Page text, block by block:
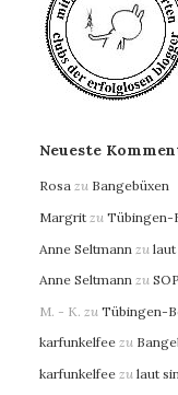
Neueste
Rosa zu Bangebüxen
Margrit zu Tübingen-
Anne Seltmann zu laut
Anne Seltmann zu
M. - K. zu Tübingen-
karfunkelfee zu
karfunkelfee zu laut